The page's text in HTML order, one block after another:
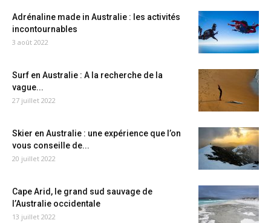
Adrénaline made in Australie : les activités
incontournables
3 août 2022
Surf en Australie : A la recherche de la
vague...
27 juillet 2022
Skier en Australie : une expérience que l’on
vous conseille de...
20 juillet 2022
Cape Arid, le grand sud sauvage de
l’Australie occidentale
13 juillet 2022